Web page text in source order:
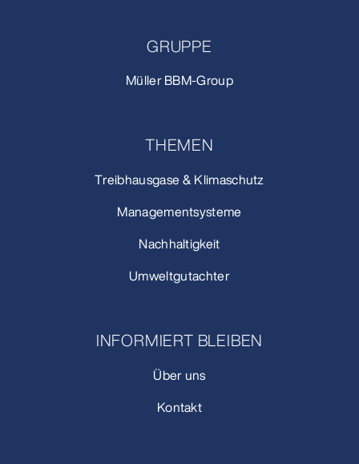
GRUPPE
Müller BBM-Group
THEMEN
Treibhausgase & Klimaschutz
Managementsysteme
Nachhaltigkeit
Umweltgutachter
INFORMIERT BLEIBEN
Über uns
Kontakt